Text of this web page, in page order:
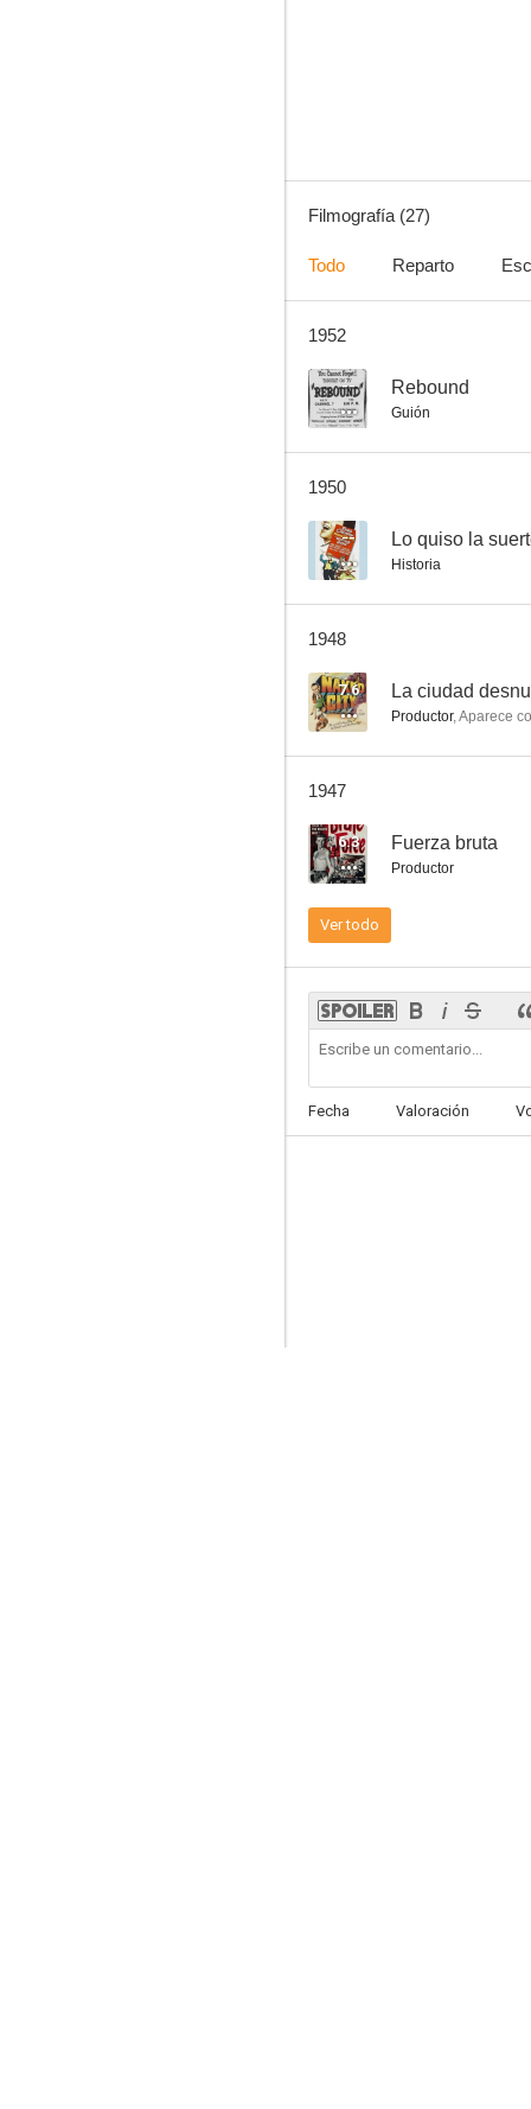
--
Filmografía (27)
Todo Reparto
1952
-- Rebound
Guión
1950
-- Lo quiso la
Historia
1948
7.6 La ciudad
Productor,Aparece
1947
6.3 Fuerza bruta
Productor
Ver todo
Fecha Valoración